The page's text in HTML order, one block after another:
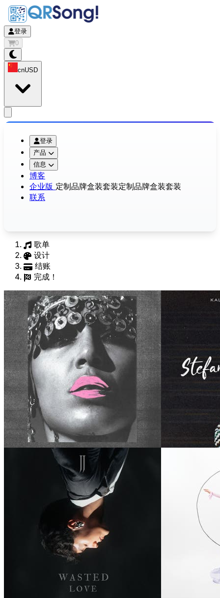
登录
0
cnUSD
登录
产品
信息
博客
企业版 定制品牌盒装套装定制品牌盒装套装
联系
歌单
设计
结账
完成！